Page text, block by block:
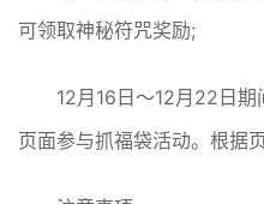
可领取神秘符咒奖励;
12月16日～12月22日
页面参与抓福袋活动。根据